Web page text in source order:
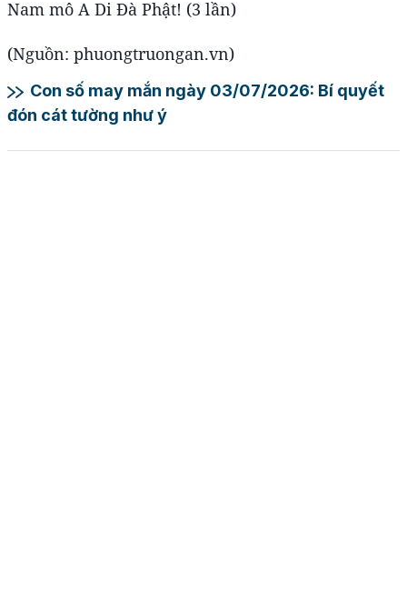
Nam mô A Di Đà Phật! (3 lần)
(Nguồn: phuongtruongan.vn)
Con số may mắn ngày 03/07/2026: Bí quyết
đón cát tường như ý